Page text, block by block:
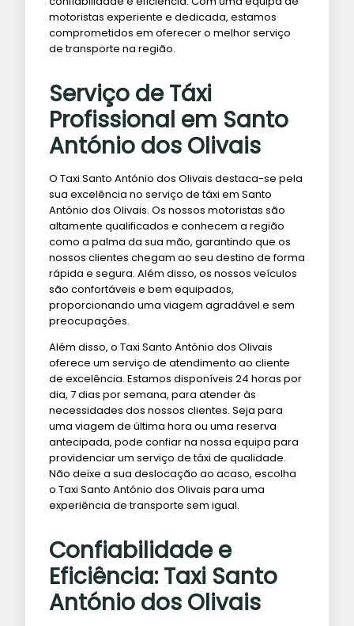
motoristas experiente e dedicada, estamos
comprometidos em oferecer o melhor serviço
de transporte na região.
Serviço de Táxi
Profissional em Santo
António dos Olivais
O Taxi Santo António dos Olivais destaca-se pela
sua excelência no serviço de táxi em Santo
António dos Olivais. Os nossos motoristas são
altamente qualificados e conhecem a região
como a palma da sua mão, garantindo que os
nossos clientes chegam ao seu destino de forma
rápida e segura. Além disso, os nossos veículos
são confortáveis e bem equipados,
proporcionando uma viagem agradável e sem
preocupações.
Além disso, o Taxi Santo António dos Olivais
oferece um serviço de atendimento ao cliente
de excelência. Estamos disponíveis 24 horas por
dia, 7 dias por semana, para atender às
necessidades dos nossos clientes. Seja para
uma viagem de última hora ou uma reserva
antecipada, pode confiar na nossa equipa para
providenciar um serviço de táxi de qualidade.
Não deixe a sua deslocação ao acaso, escolha
o Taxi Santo António dos Olivais para uma
experiência de transporte sem igual.
Confiabilidade e
Eficiência: Taxi Santo
António dos Olivais